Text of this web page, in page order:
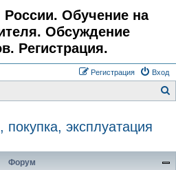
Обучение на
Обсуждение
Регистрация.
Вход
Регистрация
эксплуатация
Форум